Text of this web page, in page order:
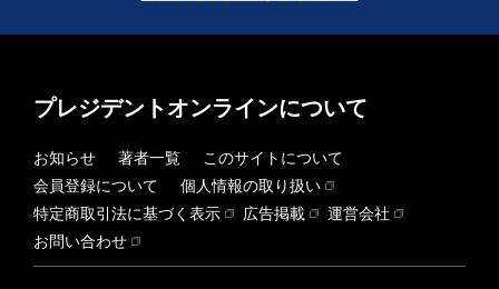
プレジデントオンラインについて
お知らせ 著者一覧
このサイトについて
会員登録について
個人情報の取り扱い
特定商取引法に基づく表示
広告掲載
運営会社
お問い合わせ